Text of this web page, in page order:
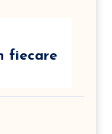
fiecare